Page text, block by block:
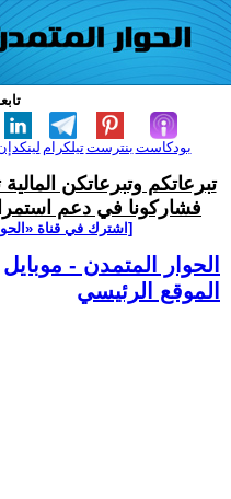
تيلكرامبنترست بودكاست
تبرعاتكم وتبرعاتكن
فشاركونا في دعم
[اشترك في قناة
الحوار المتمدن - موبايل
الموقع الرئيسي